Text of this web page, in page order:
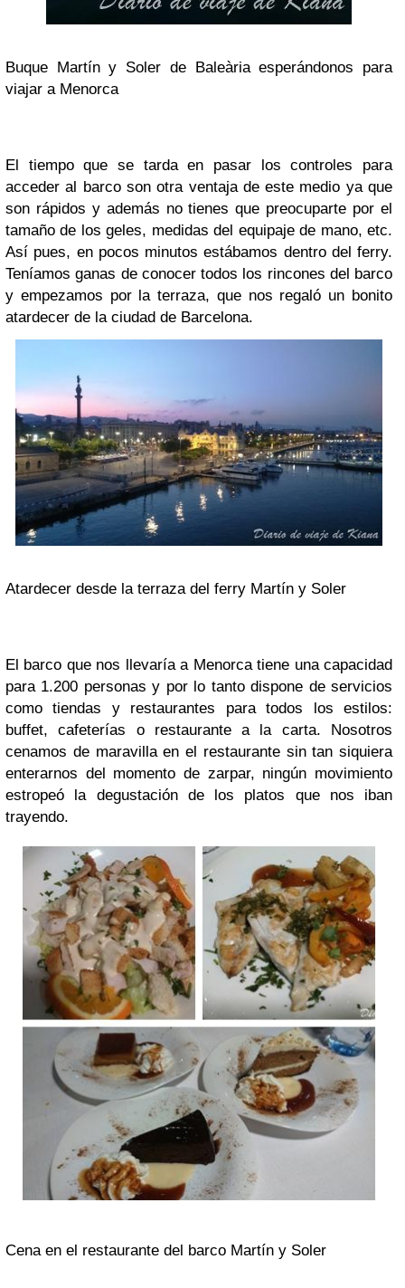
Buque Martín y Soler de Baleària esperándonos para
viajar a Menorca
El tiempo que se tarda en pasar los controles para
acceder al barco son otra ventaja de este medio ya que
son rápidos y además no tienes que preocuparte por el
tamaño de los geles, medidas del equipaje de mano, etc.
Así pues, en pocos minutos estábamos dentro del ferry.
Teníamos ganas de conocer todos los rincones del barco
y empezamos por la terraza, que nos regaló un bonito
atardecer de la ciudad de Barcelona.
Atardecer desde la terraza del ferry Martín y Soler
El barco que nos llevaría a Menorca tiene una capacidad
para 1.200 personas y por lo tanto dispone de servicios
como tiendas y restaurantes para todos los estilos:
buffet, cafeterías o restaurante a la carta. Nosotros
cenamos de maravilla en el restaurante sin tan siquiera
enterarnos del momento de zarpar, ningún movimiento
estropeó la degustación de los platos que nos iban
trayendo.
Cena en el restaurante del barco Martín y Soler